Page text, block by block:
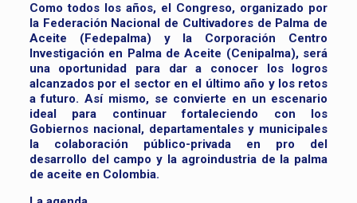
Como todos los años, el Congreso, organizado por
la Federación Nacional de Cultivadores de Palma de
Aceite (Fedepalma) y la Corporación Centro
Investigación en Palma de Aceite (Cenipalma), será
una oportunidad para dar a conocer los logros
alcanzados por el sector en el último año y los retos
a futuro. Así mismo, se convierte en un escenario
ideal para continuar fortaleciendo con los
Gobiernos nacional, departamentales y municipales
la colaboración público-privada en pro del
desarrollo del campo y la agroindustria de la palma
de aceite en Colombia.